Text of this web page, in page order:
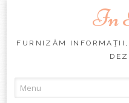
In
FURNIZĂM